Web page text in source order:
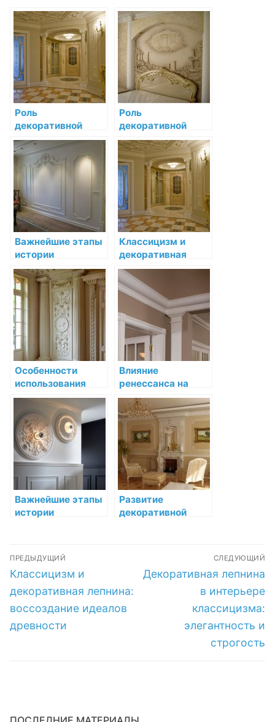
Роль
декоративной
лепнины в
барочном стиле
Роль
декоративной
лепнины в
барочном стиле:
преображение
интерьера
Важнейшие этапы
истории
декоративной
лепнины
Классицизм и
декоративная
лепнина:
воссоздание
идеалов
древности
Особенности
использования
декоративной
лепнины в
средневековых
интерьерах
Влияние
ренессанса на
развитие
декоративной
лепнины
Важнейшие этапы
истории
Развитие
декоративной
Навигация
по
записям
ПРЕДЫДУЩИЙ
Предыдущая
запись:
Классицизм и
декоративная лепнина:
воссоздание идеалов
древности
СЛЕДУЮЩИЙ
Следующая
Декоративная лепнина
в интерьере
классицизма:
элегантность и
строгость